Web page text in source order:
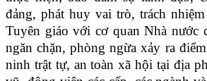
đảng, phát huy vai trò, trách
Tuyên giáo với cơ quan Nhà nước
ngăn chặn, phòng ngừa xảy ra
ninh trật tự, an toàn xã hội tại địa